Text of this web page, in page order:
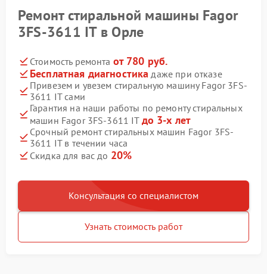
Ремонт стиральной машины Fagor
3FS-3611 IT в Орле
Стоимость ремонта от 780 руб.
Бесплатная диагностика даже при отказе
Привезем и увезем стиральную машину Fagor 3FS-
3611 IT сами
Гарантия на наши работы по ремонту стиральных
машин Fagor 3FS-3611 IT до 3-х лет
Срочный ремонт стиральных машин Fagor 3FS-
3611 IT в течении часа
Скидка для вас до 20%
Консультация со специалистом
Узнать стоимость работ